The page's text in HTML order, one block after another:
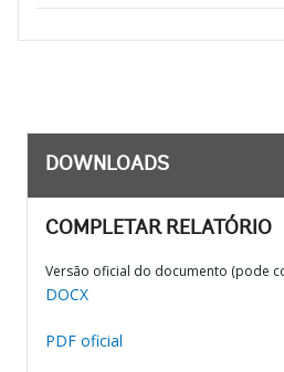
DOWNLOADS
COMPLETAR RELATÓRIO
Versão oficial do documento (pode
DOCX
PDF oficial